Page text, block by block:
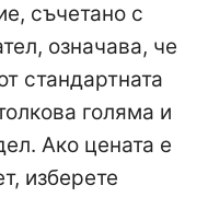
съчетано с
означава, че
стандартната
голяма и
Ако цената е
изберете